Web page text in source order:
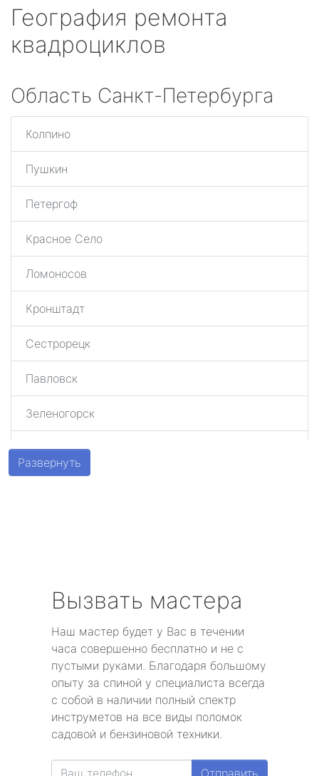
География ремонта
квадроциклов
Область Санкт-Петербурга
Колпино
Пушкин
Петергоф
Красное Село
Ломоносов
Кронштадт
Сестрорецк
Павловск
Зеленогорск
Шушары
Песочный
Левашово
Лисий Нос
Александровская
Развернуть
Вызвать мастера
Наш мастер будет у Вас в течении
часа совершенно бесплатно и не с
пустыми руками. Благодаря большому
опыту за спиной у специалиста всегда
с собой в наличии полный спектр
инструметов на все виды поломок
садовой и бензиновой техники.
Отправить